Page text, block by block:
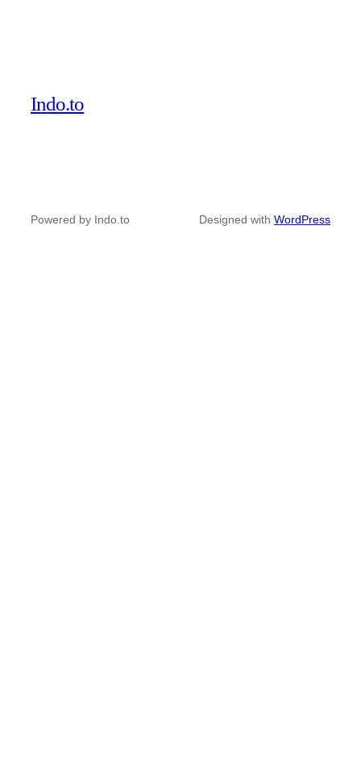
Indo.to
Powered by Indo.to Designed with WordPress